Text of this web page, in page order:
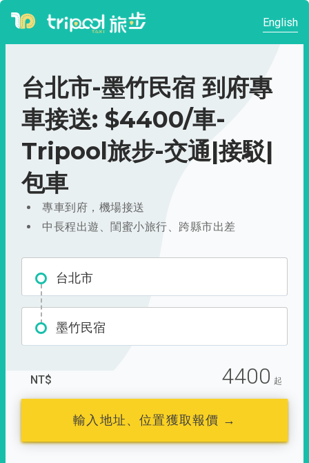
English
台北市-墨竹民宿 到府專
車接送: $4400/車-
Tripool旅步-交通|接駁|
包車
專車到府，機場接送
中長程出遊、閨蜜小旅行、跨縣市出差
台北市
墨竹民宿
NT$ 4400 起
輸入地址、位置獲取報價 →